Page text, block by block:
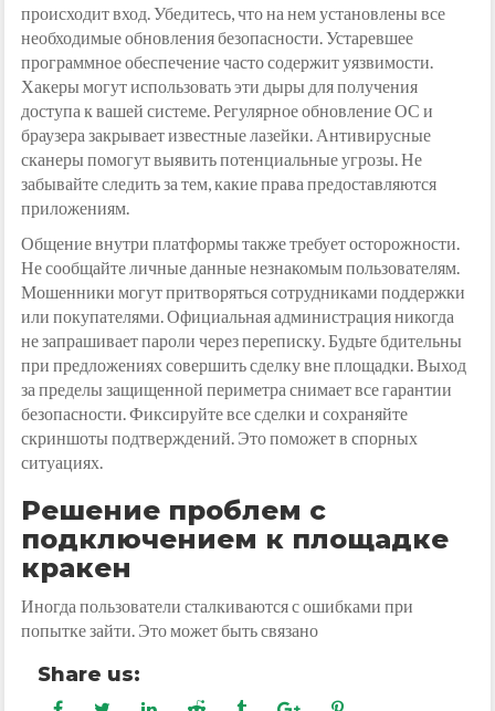
происходит вход. Убедитесь, что на нем установлены все
необходимые обновления безопасности. Устаревшее
программное обеспечение часто содержит уязвимости.
Хакеры могут использовать эти дыры для получения
доступа к вашей системе. Регулярное обновление ОС и
браузера закрывает известные лазейки. Антивирусные
сканеры помогут выявить потенциальные угрозы. Не
забывайте следить за тем, какие права предоставляются
приложениям.
Общение внутри платформы также требует осторожности.
Не сообщайте личные данные незнакомым пользователям.
Мошенники могут притворяться сотрудниками поддержки
или покупателями. Официальная администрация никогда
не запрашивает пароли через переписку. Будьте бдительны
при предложениях совершить сделку вне площадки. Выход
за пределы защищенной периметра снимает все гарантии
безопасности. Фиксируйте все сделки и сохраняйте
скриншоты подтверждений. Это поможет в спорных
ситуациях.
Решение проблем с
подключением к площадке
кракен
Иногда пользователи сталкиваются с ошибками при
попытке зайти. Это может быть связано
Share us: